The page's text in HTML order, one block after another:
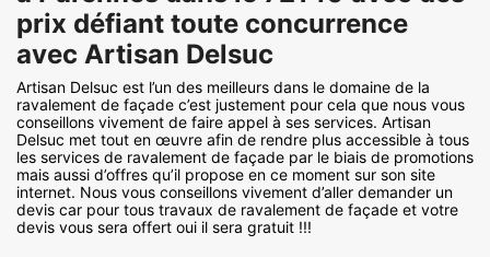
prix défiant toute concurrence
avec Artisan Delsuc
Artisan Delsuc est l’un des meilleurs dans le domaine de la
ravalement de façade c’est justement pour cela que nous vous
conseillons vivement de faire appel à ses services. Artisan
Delsuc met tout en œuvre afin de rendre plus accessible à tous
les services de ravalement de façade par le biais de promotions
mais aussi d’offres qu’il propose en ce moment sur son site
internet. Nous vous conseillons vivement d’aller demander un
devis car pour tous travaux de ravalement de façade et votre
devis vous sera offert oui il sera gratuit !!!